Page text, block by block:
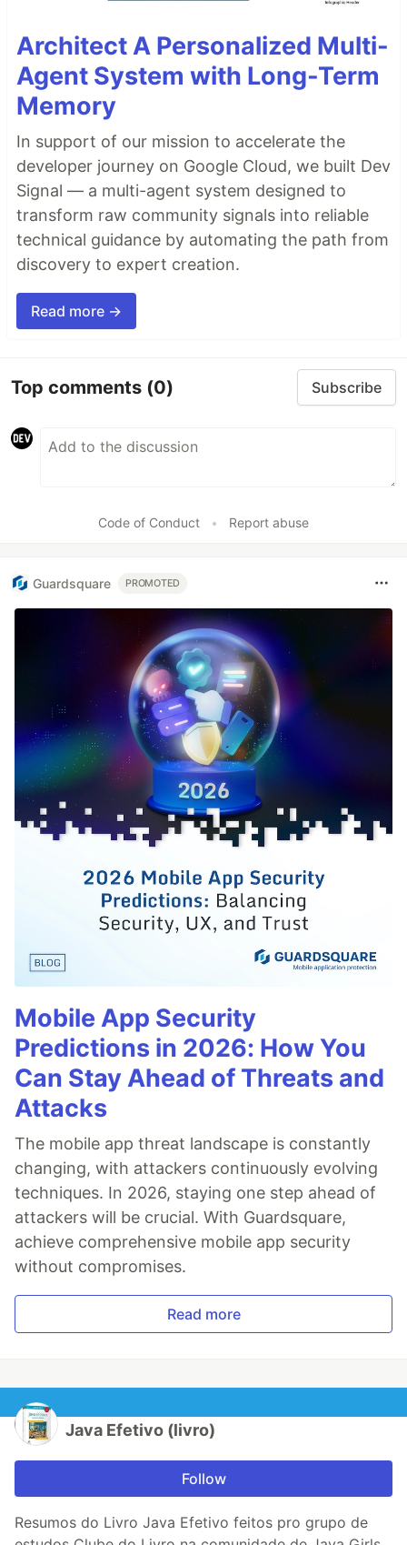
Architect A Personalized Multi-
Agent System with Long-Term
Memory
In support of our mission to accelerate the
developer journey on Google Cloud, we built Dev
Signal — a multi-agent system designed to
transform raw community signals into reliable
technical guidance by automating the path from
discovery to expert creation.
Read more →
Top comments (0) Subscribe
Code of Conduct • Report abuse
Guardsquare PROMOTED
Mobile App Security
Predictions in 2026: How You
Can Stay Ahead of Threats and
Attacks
The mobile app threat landscape is constantly
changing, with attackers continuously evolving
techniques. In 2026, staying one step ahead of
attackers will be crucial. With Guardsquare,
achieve comprehensive mobile app security
without compromises.
Read more
Java Efetivo (livro)
Follow
Resumos do Livro Java Efetivo feitos pro grupo de